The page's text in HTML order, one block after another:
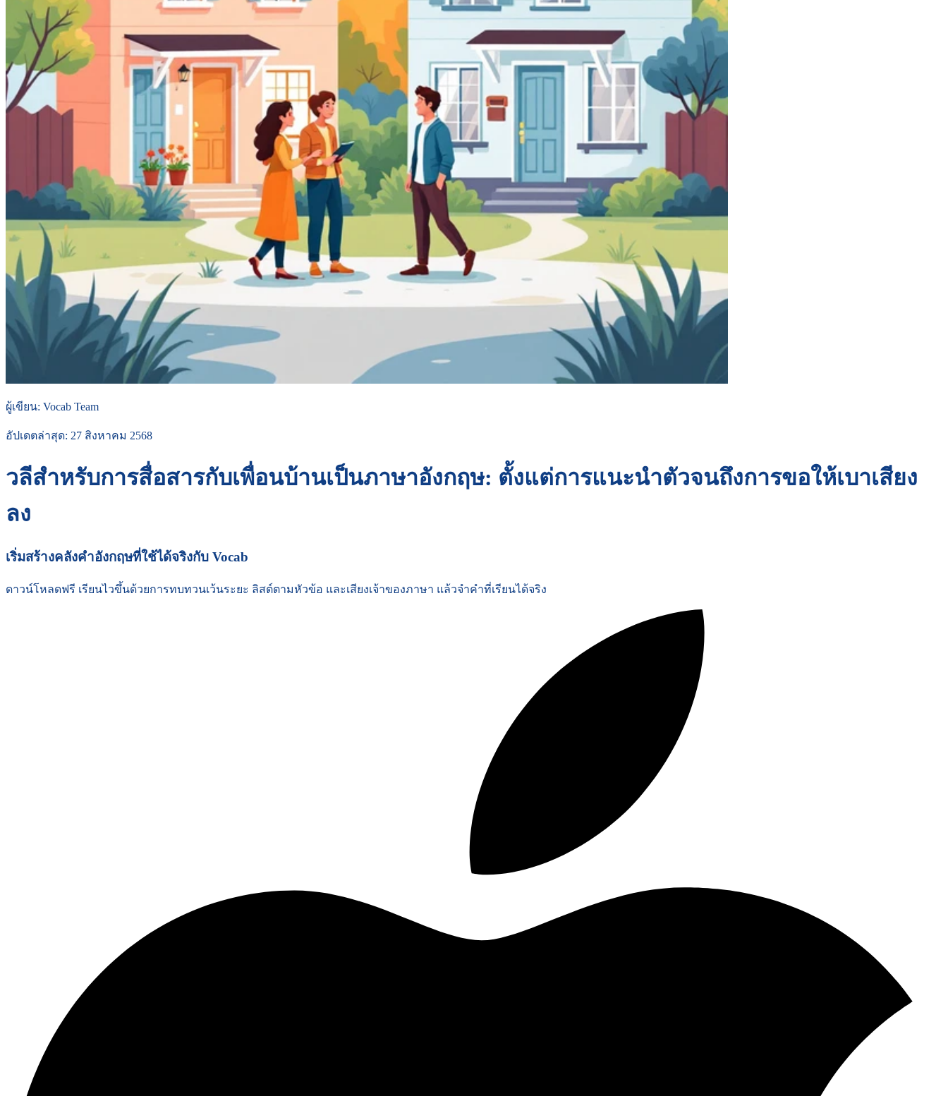
ผู้เขียน: Vocab Team
อัปเดตล่าสุด: 27 สิงหาคม 2568
วลีสำหรับการสื่อสารกับเพื่อนบ้านเป็นภาษาอังกฤษ: ตั้งแต่การแนะนำตัวจนถึงการขอให้เบาเสียง
ลง
เริ่มสร้างคลังคำอังกฤษที่ใช้ได้จริงกับ Vocab
ดาวน์โหลดฟรี เรียนไวขึ้นด้วยการทบทวนเว้นระยะ ลิสต์ตามหัวข้อ และเสียงเจ้าของภาษา แล้วจำคำที่เรียนได้จริง